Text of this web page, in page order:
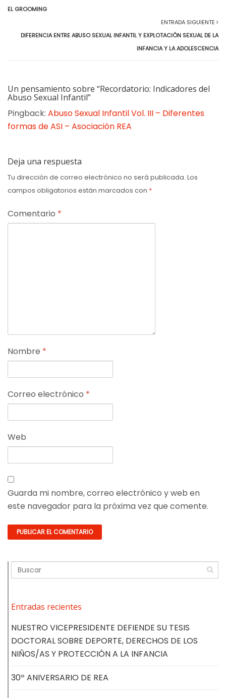
EL GROOMING
ENTRADA SIGUIENTE
DIFERENCIA ENTRE ABUSO SEXUAL INFANTIL Y EXPLOTACIÓN SEXUAL DE LA
INFANCIA Y LA ADOLESCENCIA
Un pensamiento sobre “Recordatorio: Indicadores del
Abuso Sexual Infantil”
Pingback: Abuso Sexual Infantil Vol. III – Diferentes
formas de ASI – Asociación REA
Deja una respuesta
Tu dirección de correo electrónico no será publicada. Los
campos obligatorios están marcados con *
Comentario *
Nombre *
Correo electrónico *
Web
Guarda mi nombre, correo electrónico y web en
este navegador para la próxima vez que comente.
Entradas recientes
NUESTRO VICEPRESIDENTE DEFIENDE SU TESIS
DOCTORAL SOBRE DEPORTE, DERECHOS DE LOS
NIÑOS/AS Y PROTECCIÓN A LA INFANCIA
30º ANIVERSARIO DE REA